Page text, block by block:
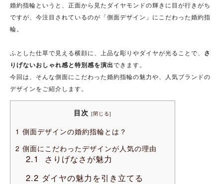
婚約指輪というと、正面から見たダイヤモンドの輝きに目が行きがち
ですが、今注目されているのが「側面デザイン」にこだわった婚約指
輪。
ふとした仕草で見える横顔に、上品な彫りやダイヤが光ることで、 さ
りげないおしゃれ感と特別感を演出できます。
今回は、そんな側面にこだわった婚約指輪の魅力や、人気ブランドの
デザインをご紹介します。
目次 [閉じる]
1 側面デザインの婚約指輪とは？
2 側面にこだわったデザインが人気の理由
2.1
さりげなさが魅力
2.2 ダイヤの魅力を引き立てる